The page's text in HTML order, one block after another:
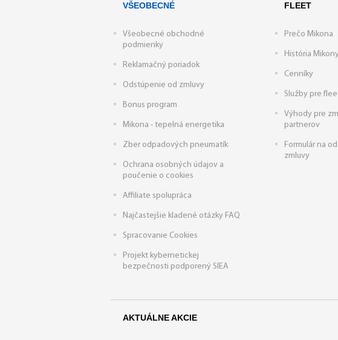
VŠEOBECNÉ
Všeobecné obchodné
podmienky
Reklamačný poriadok
Odstúpenie od zmluvy
Bonus program
Mikona - tepelná energetika
Zber odpadových pneumatík
Ochrana osobných údajov a
poučenie o cookies
Affiliate spolupráca
Najčastejšie kladené otázky FAQ
Spracovanie Cookies
Projekt kybernetickej
bezpečnosti podporený SIEA
FLEET
Prečo Mikona
História
Cenníky
Služby pre
Výhody pre
partnerov
Formulár na
zmluvy
AKTUÁLNE AKCIE